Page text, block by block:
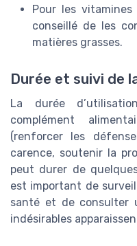
Pour les vitamines
conseillé de les
matières grasses.
Durée et suivi de
La durée
complément
(renforcer les
carence, soutenir la
peut durer de
est important de
santé et de consulter
indésirables